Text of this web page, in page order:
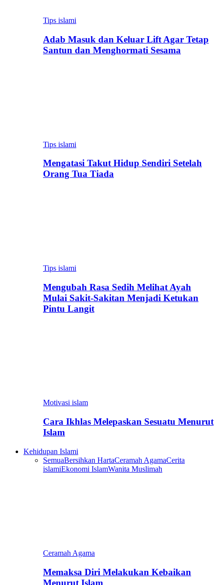
Tips islami
Adab Masuk dan Keluar Lift Agar Tetap
Santun dan Menghormati Sesama
Tips islami
Mengatasi Takut Hidup Sendiri Setelah
Orang Tua Tiada
Tips islami
Mengubah Rasa Sedih Melihat Ayah
Mulai Sakit-Sakitan Menjadi Ketukan
Pintu Langit
Motivasi islam
Cara Ikhlas Melepaskan Sesuatu Menurut
Islam
Kehidupan Islami
SemuaBersihkan HartaCeramah AgamaCerita
islamiEkonomi IslamWanita Muslimah
Ceramah Agama
Memaksa Diri Melakukan Kebaikan
Menurut Islam